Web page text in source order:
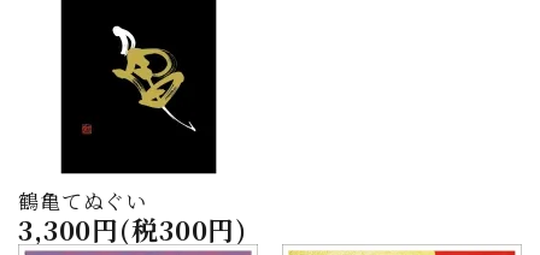
鶴亀てぬぐい
3,300円(税300円)